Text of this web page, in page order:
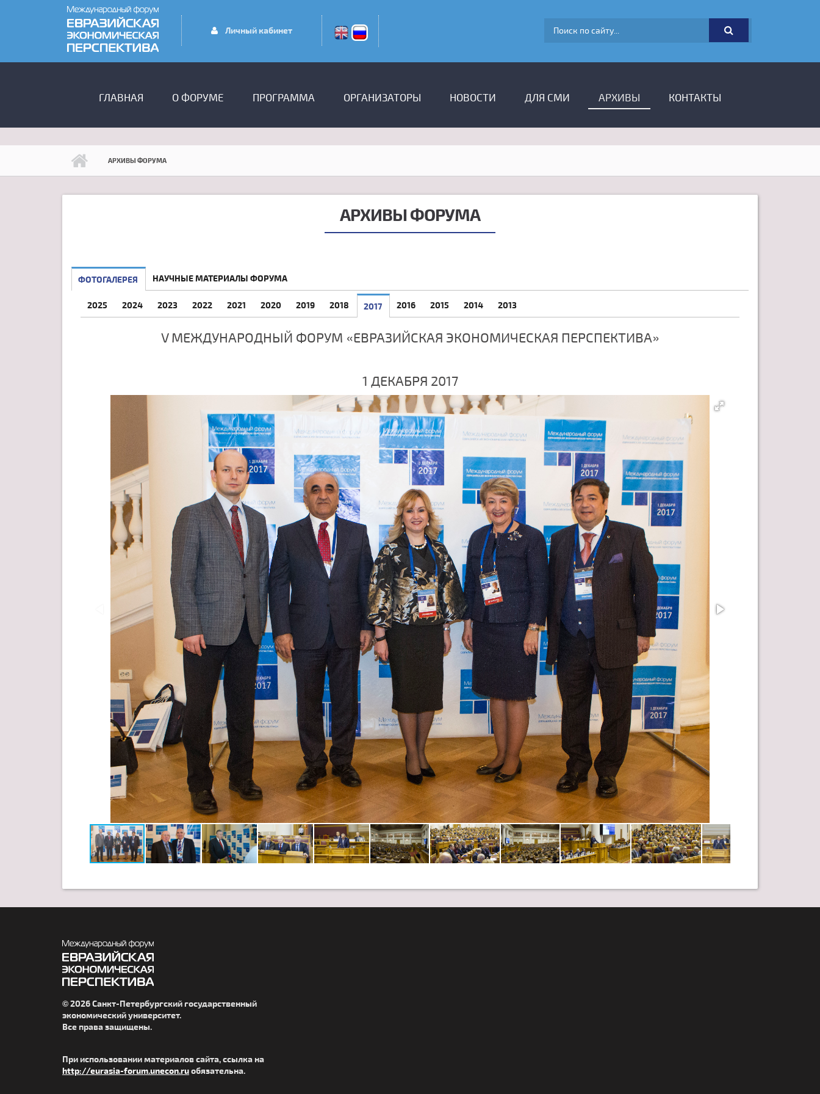
Перейти к основному содержанию
Личный кабинет ФОРМА ПОИСКА
ГЛАВНОЕ МЕНЮ
ГЛАВНАЯ О ФОРУМЕ ПРОГРАММА ОРГАНИЗАТОРЫ НОВОСТИ ДЛЯ СМИ АРХИВЫ КОНТАКТЫ
АРХИВЫ ФОРУМА
АРХИВЫ ФОРУМА
ФОТОГАЛЕРЕЯ НАУЧНЫЕ МАТЕРИАЛЫ ФОРУМА
2025 2024 2023 2022 2021 2020 2019 2018 2017 2016 2015 2014 2013
V МЕЖДУНАРОДНЫЙ ФОРУМ «ЕВРАЗИЙСКАЯ ЭКОНОМИЧЕСКАЯ ПЕРСПЕКТИВА»
1 ДЕКАБРЯ 2017
© 2026 Санкт-Петербургский государственный
экономический университет.
Все права защищены.
При использовании материалов сайта, ссылка на
http://eurasia-forum.unecon.ruобязательна.